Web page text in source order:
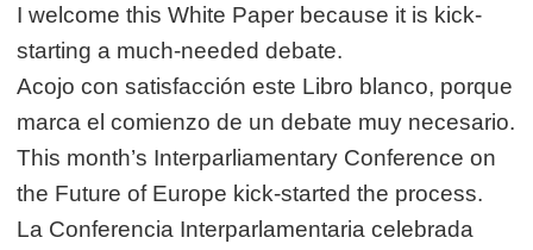
I welcome this White Paper because it is kick-
starting a much-needed debate.
Acojo con satisfacción este Libro blanco, porque
marca el comienzo de un debate muy necesario.
This month’s Interparliamentary Conference on
the Future of Europe kick-started the process.
La Conferencia Interparlamentaria celebrada